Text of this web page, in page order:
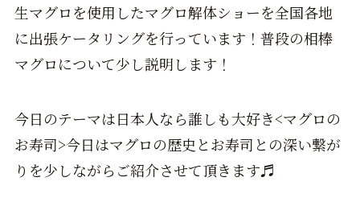
生マグロを使用したマグロ解体ショーを全国各地
に出張ケータリングを行っています！普段の相棒
マグロについて少し説明します！
今日のテーマは日本人なら誰しも大好き<マグロの
お寿司>今日はマグロの歴史とお寿司との深い繋が
りを少しながらご紹介させて頂きます♬